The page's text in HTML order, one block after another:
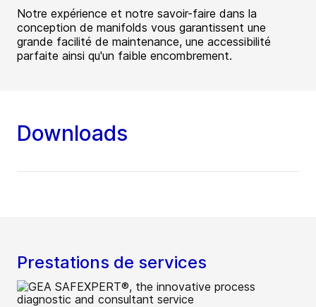
Notre expérience et notre savoir-faire dans la
conception de manifolds vous garantissent une
grande facilité de maintenance, une accessibilité
parfaite ainsi qu'un faible encombrement.
Downloads
Prestations de services